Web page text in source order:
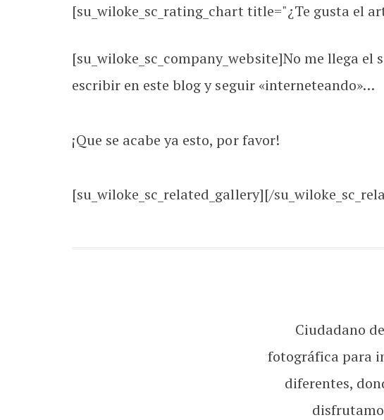
[su_wiloke_sc_rating_chart title="¿Te gusta el
[su_wiloke_sc_company_website]No me llega
escribir en este blog y seguir «interneteando»…
¡Que se acabe ya esto, por favor!
[su_wiloke_sc_related_gallery][/
Ciudadano
fotográfica para
diferentes,